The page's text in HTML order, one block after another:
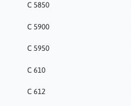
C 5850
C 5900
C 5950
C 610
C 612